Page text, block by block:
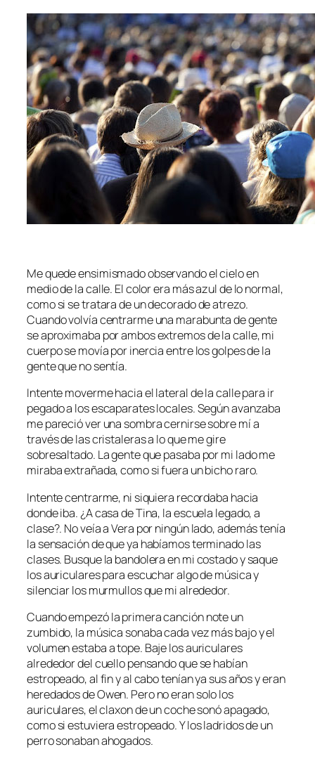
Me quede ensimismado observando el cielo en
medio de la calle. El color era más azul de lo normal,
como si se tratara de un decorado de atrezo.
Cuando volvía centrarme una marabunta de gente
se aproximaba por ambos extremos de la calle, mi
cuerpo se movía por inercia entre los golpes de la
gente que no sentía.
Intente moverme hacia el lateral de la calle para ir
pegado a los escaparates locales. Según avanzaba
me pareció ver una sombra cernirse sobre mí a
través de las cristaleras a lo que me gire
sobresaltado. La gente que pasaba por mi lado me
miraba extrañada, como si fuera un bicho raro.
Intente centrarme, ni siquiera recordaba hacia
donde iba. ¿A casa de Tina, la escuela legado, a
clase?. No veía a Vera por ningún lado, además tenía
la sensación de que ya habíamos terminado las
clases. Busque la bandolera en mi costado y saque
los auriculares para escuchar algo de música y
silenciar los murmullos que mi alrededor.
Cuando empezó la primera canción note un
zumbido, la música sonaba cada vez más bajo y el
volumen estaba a tope. Baje los auriculares
alrededor del cuello pensando que se habían
estropeado, al fin y al cabo tenían ya sus años y eran
heredados de Owen. Pero no eran solo los
auriculares, el claxon de un coche sonó apagado,
como si estuviera estropeado. Y los ladridos de un
perro sonaban ahogados.